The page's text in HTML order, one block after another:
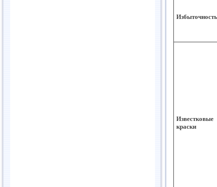
Избыточность
Известковые
краски